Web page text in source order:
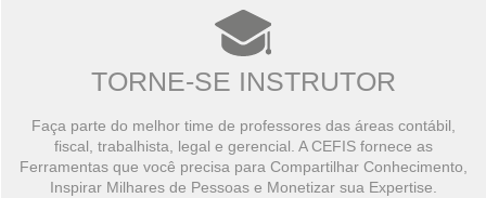
TORNE-SE INSTRUTOR
Faça parte do melhor time de professores das áreas contábil,
fiscal, trabalhista, legal e gerencial. A CEFIS fornece as
Ferramentas que você precisa para Compartilhar Conhecimento,
Inspirar Milhares de Pessoas e Monetizar sua Expertise.